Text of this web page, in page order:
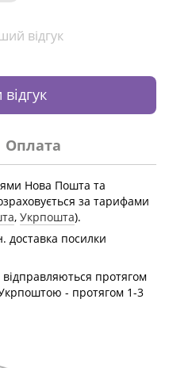
відгук
Оплата
Нова Пошта та
за тарифами
, Укрпошта).
доставка посилки
протягом
- протягом 1-3